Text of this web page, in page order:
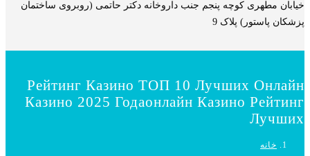
خیابان مطهری کوچه پنجم جنب داروخانه دکتر حاتمی (روبروی ساختمان
پزشکان پاستور) پلاک 9
Рейтинг Казино ТОП 10 Лучших Онлайн
Казино 2025 Годаонлайн Казино Рейтинг
Лучших
خانه